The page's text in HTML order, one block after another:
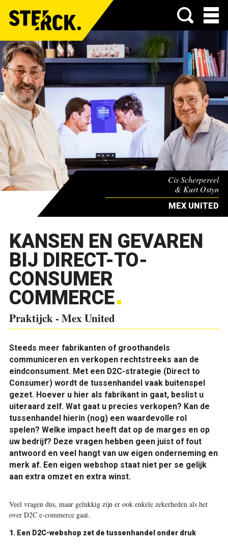
Menu
Cis Scherpereel
& Kurt Ostyn
MEX UNITED
KANSEN EN GEVAREN
BIJ DIRECT-TO-
CONSUMER
COMMERCE
Praktijck - Mex United
Steeds meer fabrikanten of groothandels
communiceren en verkopen rechtstreeks aan de
eindconsument. Met een D2C-strategie (Direct to
Consumer) wordt de tussenhandel vaak buitenspel
gezet. Hoever u hier als fabrikant in gaat, beslist u
uiteraard zelf. Wat gaat u precies verkopen? Kan de
tussenhandel hierin (nog) een waardevolle rol
spelen? Welke impact heeft dat op de marges en op
uw bedrijf? Deze vragen hebben geen juist of fout
antwoord en veel hangt van uw eigen onderneming en
merk af. Een eigen webshop staat niet per se gelijk
aan extra omzet en extra winst.
Veel vragen dus, maar gelukkig zijn er ook enkele zekerheden als het
over D2C e-commerce gaat.
1. Een D2C-webshop zet de tussenhandel onder druk